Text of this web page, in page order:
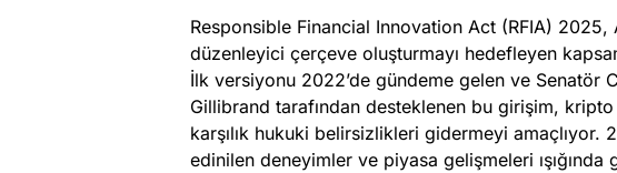
Responsible Financial Innovation Act (RFIA) 2025,
düzenleyici çerçeve oluşturmayı hedefleyen
İlk versiyonu 2022’de gündeme gelen ve Senatör
Gillibrand tarafından desteklenen bu girişim, kripto
karşılık hukuki belirsizlikleri gidermeyi amaçlıyor.
edinilen deneyimler ve piyasa gelişmeleri ışığında